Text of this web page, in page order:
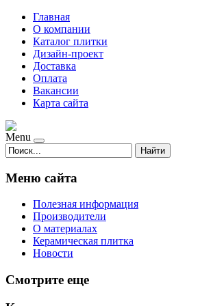
Главная
О компании
Каталог плитки
Дизайн-проект
Доставка
Оплата
Вакансии
Карта сайта
Menu
Найти
Меню сайта
Полезная информация
Производители
О материалах
Керамическая плитка
Новости
Смотрите еще